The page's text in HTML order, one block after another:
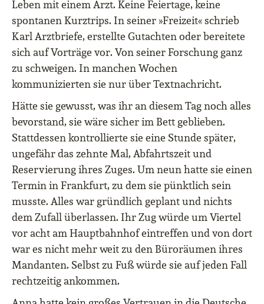
Leben mit einem Arzt. Keine Feiertage, keine
spontanen Kurztrips. In seiner »Freizeit« schrieb
Karl Arztbriefe, erstellte Gutachten oder bereitete
sich auf Vorträge vor. Von seiner Forschung ganz
zu schweigen. In manchen Wochen
kommunizierten sie nur über Textnachricht.
Hätte sie gewusst, was ihr an diesem Tag noch alles
bevorstand, sie wäre sicher im Bett geblieben.
Stattdessen kontrollierte sie eine Stunde später,
ungefähr das zehnte Mal, Abfahrtszeit und
Reservierung ihres Zuges. Um neun hatte sie einen
Termin in Frankfurt, zu dem sie pünktlich sein
musste. Alles war gründlich geplant und nichts
dem Zufall überlassen. Ihr Zug würde um Viertel
vor acht am Hauptbahnhof eintreffen und von dort
war es nicht mehr weit zu den Büroräumen ihres
Mandanten. Selbst zu Fuß würde sie auf jeden Fall
rechtzeitig ankommen.